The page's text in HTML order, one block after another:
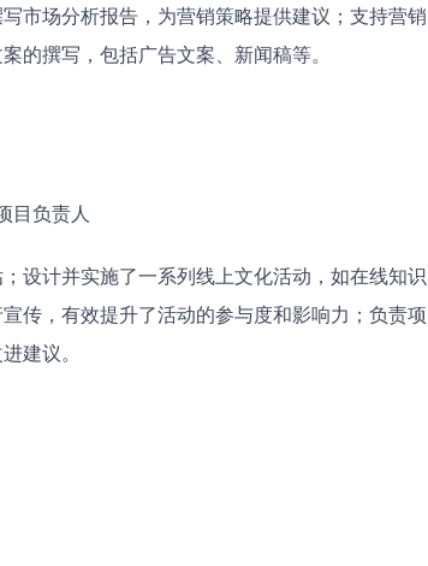
市场分析报告，为营销策略提供建议；支持营销
的撰写，包括广告文案、新闻稿等。
项目负责人
设计并实施了一系列线上文化活动，如在线知识
传，有效提升了活动的参与度和影响力；负责项
建议。